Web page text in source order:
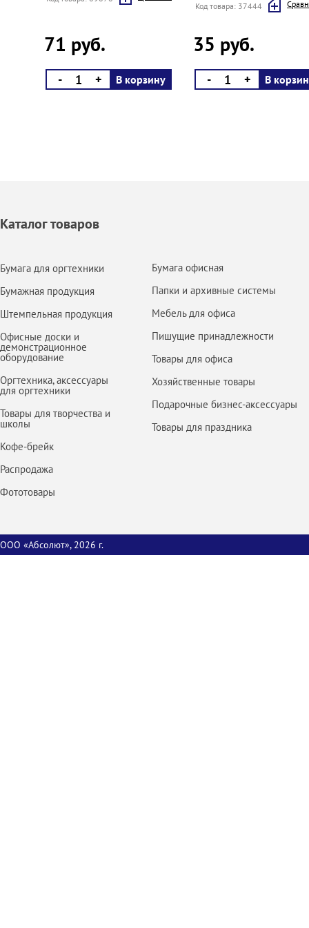
71 руб.
- + В корзину
Код товара: 37444
35 руб.
- + В
Каталог товаров
Бумага для оргтехники
Бумажная продукция
Штемпельная продукция
Офисные доски и
демонстрационное
оборудование
Оргтехника, аксессуары
для оргтехники
Товары для творчества и
школы
Кофе-брейк
Распродажа
Фототовары
Бумага офисная
Папки и архивные системы
Мебель для офиса
Пишущие принадлежности
Товары для офиса
Хозяйственные товары
Подарочные бизнес-аксессуары
Товары для праздника
ООО «Абсолют», 2026 г.